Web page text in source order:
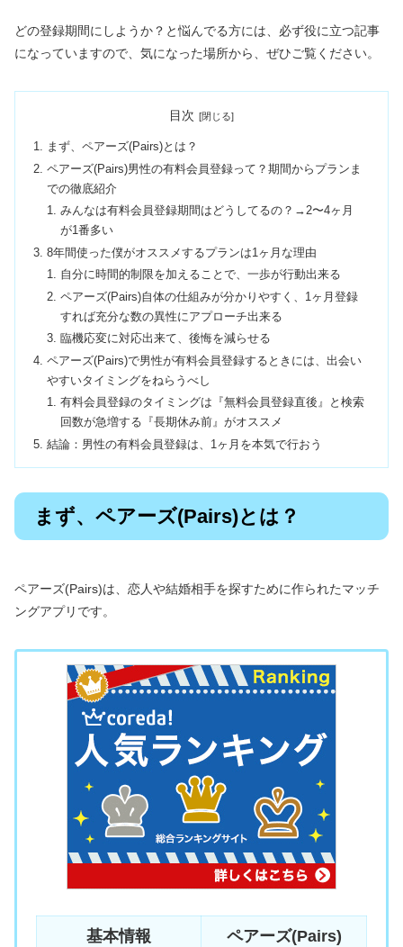
どの登録期間にしようか？と悩んでる方には、必ず役に立つ記事
になっていますので、気になった場所から、ぜひご覧ください。
目次
まず、ペアーズ(Pairs)とは？
ペアーズ(Pairs)男性の有料会員登録って？期間からプランま
での徹底紹介
みんなは有料会員登録期間はどうしてるの？→2〜4ヶ月
が1番多い
8年間使った僕がオススメするプランは1ヶ月な理由
自分に時間的制限を加えることで、一歩が行動出来る
ペアーズ(Pairs)自体の仕組みが分かりやすく、1ヶ月登録
すれば充分な数の異性にアプローチ出来る
臨機応変に対応出来て、後悔を減らせる
ペアーズ(Pairs)で男性が有料会員登録するときには、出会い
やすいタイミングをねらうべし
有料会員登録のタイミングは『無料会員登録直後』と検索
回数が急増する『長期休み前』がオススメ
結論：男性の有料会員登録は、1ヶ月を本気で行おう
まず、ペアーズ(Pairs)とは？
ペアーズ(Pairs)は、恋人や結婚相手を探すために作られたマッチ
ングアプリです。
基本情報 ペアーズ(Pairs)